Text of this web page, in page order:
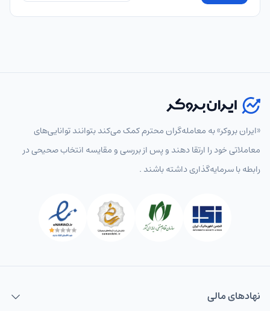
«ایران بروکر» به معامله‌گران محترم کمک می‌کند بتوانند توانایی‌های
معاملاتی خود را ارتقا دهند و پس از بررسی و مقایسه انتخاب‌ صحیحی در
رابطه با سرمایه‌گذاری داشته باشند .
نهاد‌های مالی